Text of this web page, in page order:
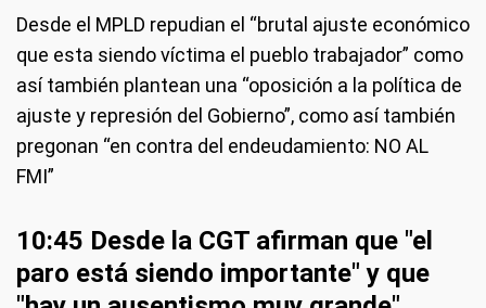
Desde el MPLD repudian el “brutal ajuste económico
que esta siendo víctima el pueblo trabajador” como
así también plantean una “oposición a la política de
ajuste y represión del Gobierno”, como así también
pregonan “en contra del endeudamiento: NO AL
FMI”
10:45 Desde la CGT afirman que "el
paro está siendo importante" y que